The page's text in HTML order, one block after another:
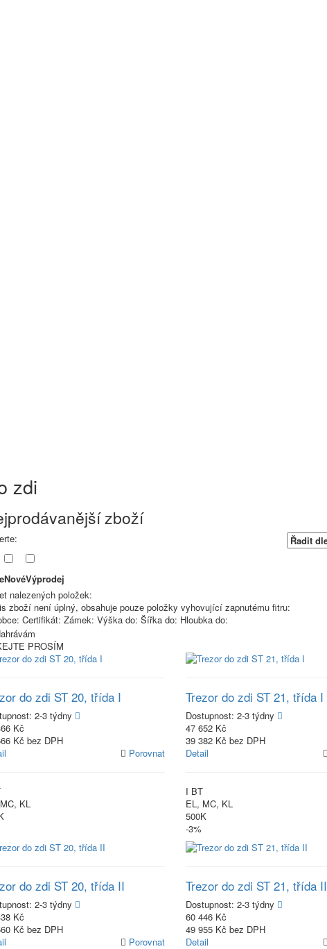
zdi
zboží
NovéVýprodej
nalezených položek:
zboží není úplný, obsahuje pouze položky vyhovující zapnutému fitru:
Certifikát: Zámek: Výška do: Šířka do: Hloubka do:
PROSÍM
do zdi ST 20, třída I
2-3 týdny
Kč
Kč bez DPH
Porovnat
KL
Trezor do zdi ST 21, třída I
Dostupnost: 2-3 týdny
47 652 Kč
39 382 Kč bez DPH
Detail
I BT
EL, MC, KL
500K
-3%
do zdi ST 20, třída II
2-3 týdny
Kč
Kč bez DPH
Porovnat
Trezor do zdi ST 21, třída II
Dostupnost: 2-3 týdny
60 446 Kč
49 955 Kč bez DPH
Detail